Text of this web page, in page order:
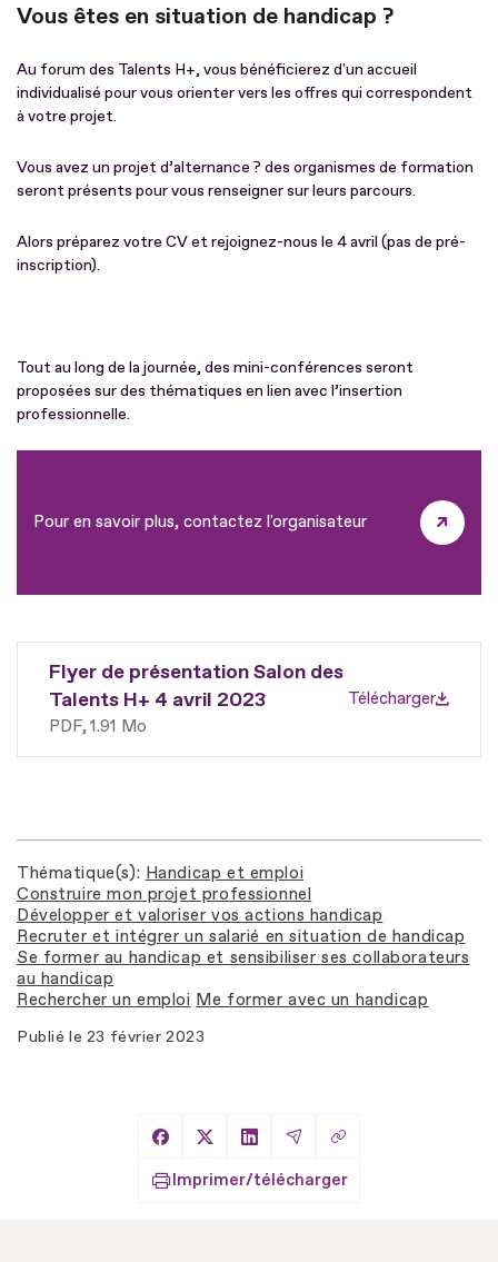
Vous êtes en situation de handicap ?
Au forum des Talents H+, vous bénéficierez d'un accueil
individualisé pour vous orienter vers les offres qui correspondent
à votre projet.
Vous avez un projet d’alternance ? des organismes de formation
seront présents pour vous renseigner sur leurs parcours.
Alors préparez votre CV et rejoignez-nous le 4 avril (pas de pré-
inscription).
Tout au long de la journée, des mini-conférences seront
proposées sur des thématiques en lien avec l’insertion
professionnelle.
Pour en savoir plus, contactez l'organisateur
Flyer de présentation Salon des
Talents H+ 4 avril 2023
PDF 1.91 Mo
Télécharger
Thématique(s) Handicap et emploi
Construire mon projet professionnel
Développer et valoriser vos actions handicap
Recruter et intégrer un salarié en situation de handicap
Se former au handicap et sensibiliser ses collaborateurs
au handicap
Rechercher un emploi Me former avec un handicap
Publié le 23 février 2023
Partager sur Facebook
Partager sur X
Partager sur LinkedIn
Partager par Email
Copier le lien
Imprimer/télécharger